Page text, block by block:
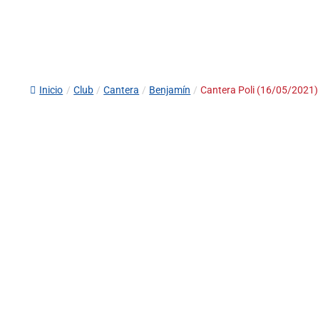
Inicio / Club / Cantera / Benjamín / Cantera Poli (16/05/2021)